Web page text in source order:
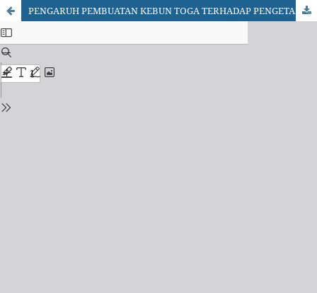
PENGARUH PEMBUATAN KEBUN TOGA TERHADAP PENGETAHUAN DAN SIKAP SISWA SEKOLAH DASAR TENTANG TANAMAN OBAT DI SD INPRES PA'BAENG-BA'BAENG